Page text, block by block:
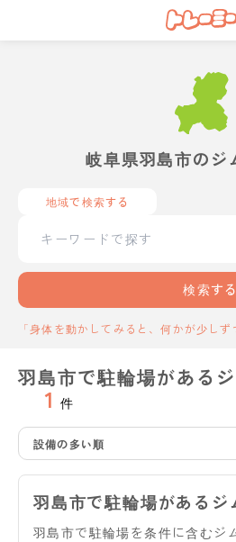
岐阜県羽島市のジ
地域で検索する
検索する
「身体を動かしてみると、何かが少しず
羽島市で駐輪場がある
1 件
設備の多い順
羽島市で駐輪場があるジ
羽島市で駐輪場を条件に含むジ